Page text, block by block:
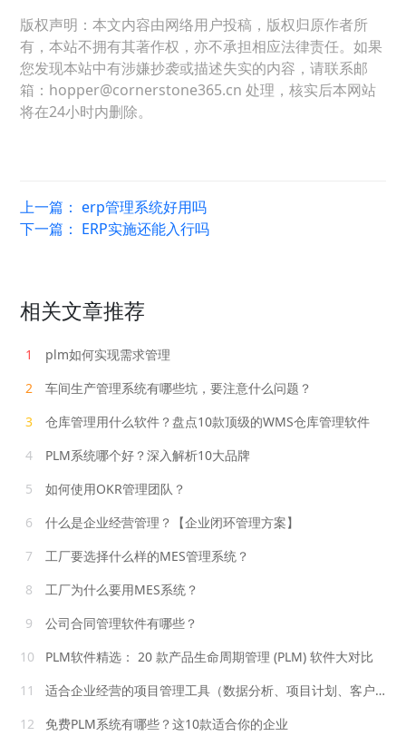
版权声明：本文内容由网络用户投稿，版权归原作者所
有，本站不拥有其著作权，亦不承担相应法律责任。如果
您发现本站中有涉嫌抄袭或描述失实的内容，请联系邮
箱：hopper@cornerstone365.cn 处理，核实后本网站
将在24小时内删除。
上一篇：erp管理系统好用吗
下一篇： ERP实施还能入行吗
相关文章推荐
1
plm如何实现需求管理
2
车间生产管理系统有哪些坑，要注意什么问题？
3
仓库管理用什么软件？盘点10款顶级的WMS仓库管理软件
4
PLM系统哪个好？深入解析10大品牌
5
如何使用OKR管理团队？
6
什么是企业经营管理？【企业闭环管理方案】
7
工厂要选择什么样的MES管理系统？
8
工厂为什么要用MES系统？
9
公司合同管理软件有哪些？
10
PLM软件精选： 20 款产品生命周期管理 (PLM) 软件大对比
11
适合企业经营的项目管理工具（数据分析、项目计划、客户管理等）
12
免费PLM系统有哪些？这10款适合你的企业